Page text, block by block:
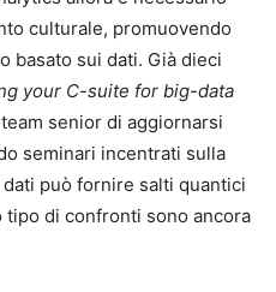
culturale, promuovendo
basato sui dati. Già dieci
your C-suite for big-data
senior di aggiornarsi
seminari incentrati sulla
dati può fornire salti quantici
tipo di confronti sono ancora